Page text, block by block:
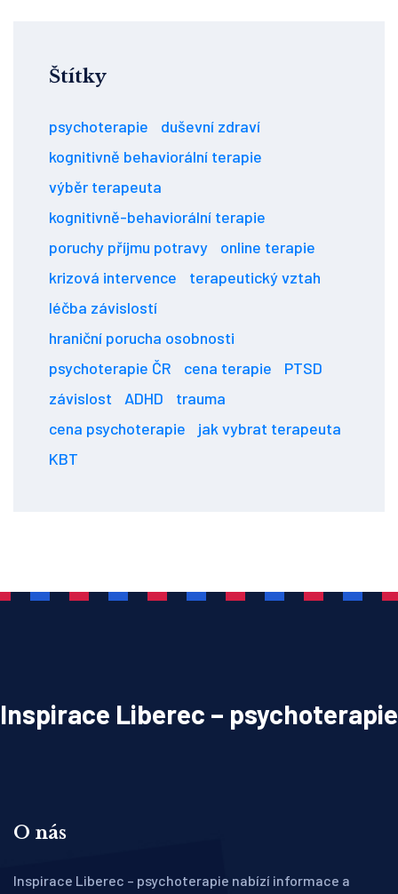
Štítky
psychoterapie
duševní zdraví
kognitivně behaviorální terapie
výběr terapeuta
kognitivně-behaviorální terapie
poruchy příjmu potravy
online terapie
krizová intervence
terapeutický vztah
léčba závislostí
hraniční porucha osobnosti
psychoterapie ČR
cena terapie
PTSD
závislost
ADHD
trauma
cena psychoterapie
jak vybrat terapeuta
KBT
Inspirace Liberec – psychoterapie
O nás
Inspirace Liberec – psychoterapie nabízí informace a